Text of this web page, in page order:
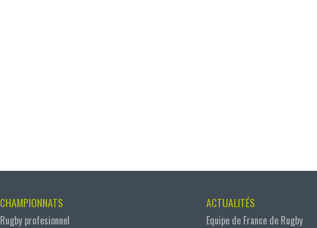
CHAMPIONNATS
Rugby profesionnel
ACTUALITÉS
Equipe de France de Rugby